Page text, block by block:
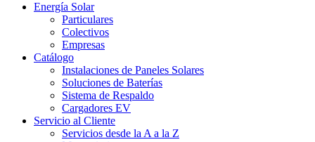
Energía Solar
Particulares
Colectivos
Empresas
Catálogo
Instalaciones de Paneles Solares
Soluciones de Baterías
Sistema de Respaldo
Cargadores EV
Servicio al Cliente
Servicios desde la A a la Z